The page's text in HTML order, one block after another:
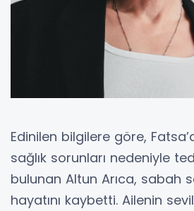
Edinilen bilgilere göre,
sağlık sorunları nedeniyle
bulunan Altun Arıca, sabah
hayatını kaybetti. Ailenin